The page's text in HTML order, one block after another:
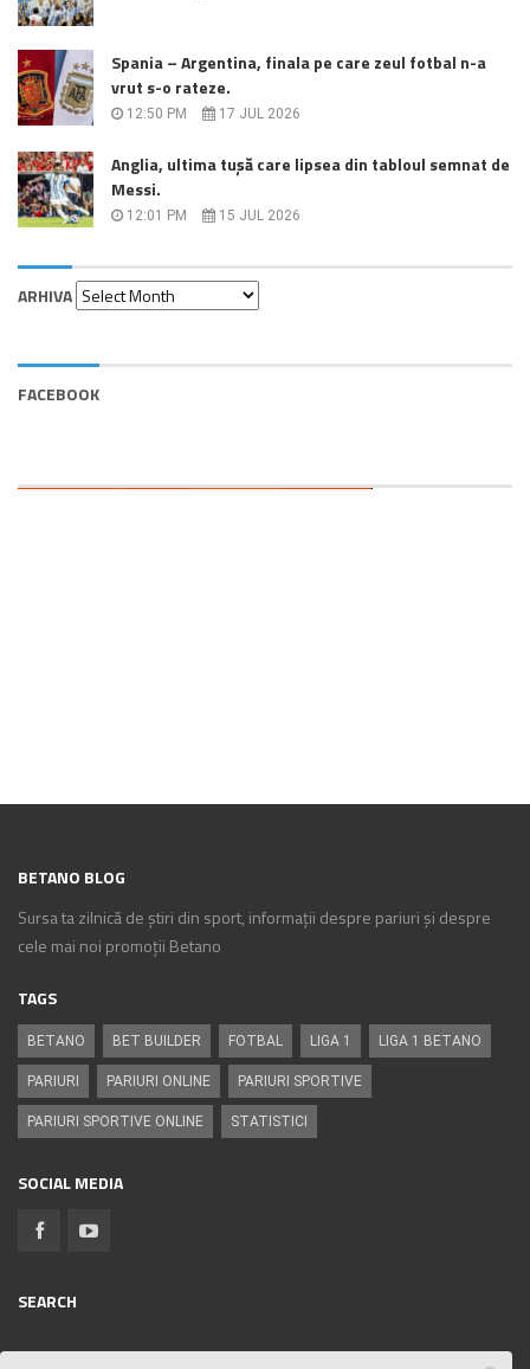
Spania – Argentina, finala pe care zeul fotbal n-a
vrut s-o rateze.
12:50 PM 17 JUL 2026
Anglia, ultima tușă care lipsea din tabloul semnat de
Messi.
12:01 PM 15 JUL 2026
ARHIVA
Arhiva
FACEBOOK
BETANO BLOG
Sursa ta zilnică de știri din sport, informații despre pariuri și despre
cele mai noi promoții Betano
TAGS
BETANO BET BUILDER FOTBAL LIGA 1 LIGA 1 BETANO
PARIURI PARIURI ONLINE PARIURI SPORTIVE
PARIURI SPORTIVE ONLINE STATISTICI
SOCIAL MEDIA
SEARCH